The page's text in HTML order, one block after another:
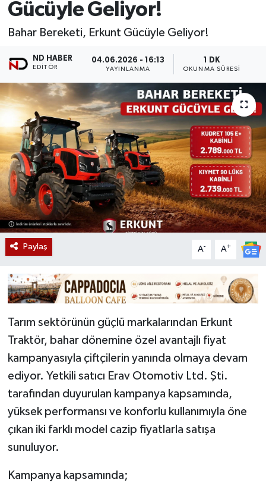
Gücüyle Geliyor!
Bahar Bereketi, Erkunt Gücüyle Geliyor!
ND HABER
EDITÖR
04.06.2026 - 16:13
YAYINLANMA
1 DK
OKUNMA SÜRESI
Paylaş A- A+
Tarım sektörünün güçlü markalarından Erkunt
Traktör, bahar dönemine özel avantajlı fiyat
kampanyasıyla çiftçilerin yanında olmaya devam
ediyor. Yetkili satıcı Erav Otomotiv Ltd. Şti.
tarafından duyurulan kampanya kapsamında,
yüksek performansı ve konforlu kullanımıyla öne
çıkan iki farklı model cazip fiyatlarla satışa
sunuluyor.
Kampanya kapsamında;